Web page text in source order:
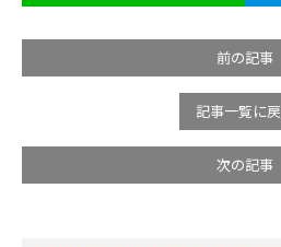
前の記事
記事一覧に
次の記事